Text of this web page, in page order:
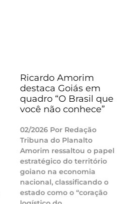
Ricardo Amorim
destaca Goiás em
quadro “O Brasil que
você não conhece”
02/2026 Por Redação
Tribuna do Planalto
Amorim ressaltou o papel
estratégico do território
goiano na economia
nacional, classificando o
estado como o “coração